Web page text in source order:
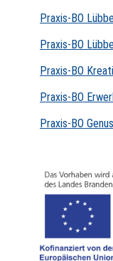
Praxis-BO
Praxis-BO
Praxis-BO
Praxis-BO
Praxis-BO